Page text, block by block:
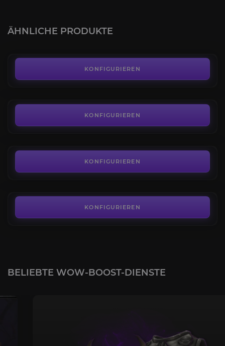
ÄHNLICHE PRODUKTE
KONFIGURIEREN
Terrorzahn des Kriegshymnenklans
KONFIGURIEREN
KONFIGURIEREN
KONFIGURIEREN
BELIEBTE WOW-BOOST-DIENSTE